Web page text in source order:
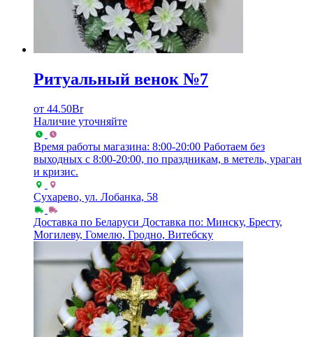
Ритуальный венок №7
от 44.50Br
Наличие уточняйте
Время работы магазина: 8:00-20:00 Работаем без
выходных с 8:00-20:00, по праздникам, в метель, ураган
и кризис.
Сухарево, ул. Лобанка, 58
Доставка по Беларуси Доставка по: Минску, Бресту,
Могилеву, Гомелю, Гродно, Витебску